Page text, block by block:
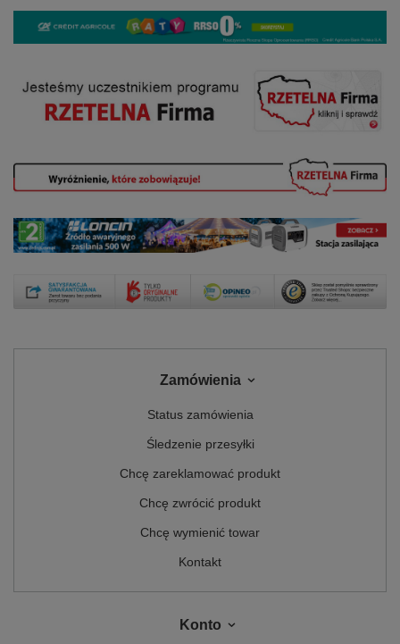
Zamówienia
Status zamówienia
Śledzenie przesyłki
Chcę zareklamować produkt
Chcę zwrócić produkt
Chcę wymienić towar
Kontakt
Konto